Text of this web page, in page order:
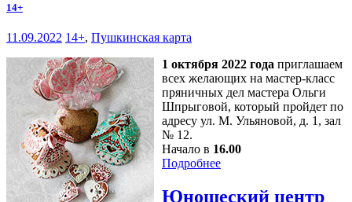
14+
11.09.2022 14+, Пушкинская карта
1 октября 2022 года приглашаем
всех желающих на мастер-класс
пряничных дел мастера Ольги
Шпрыговой, который пройдет по
адресу ул. М. Ульяновой, д. 1, зал
№ 12.
Начало в 16.00
Подробнее
Юношеский центр